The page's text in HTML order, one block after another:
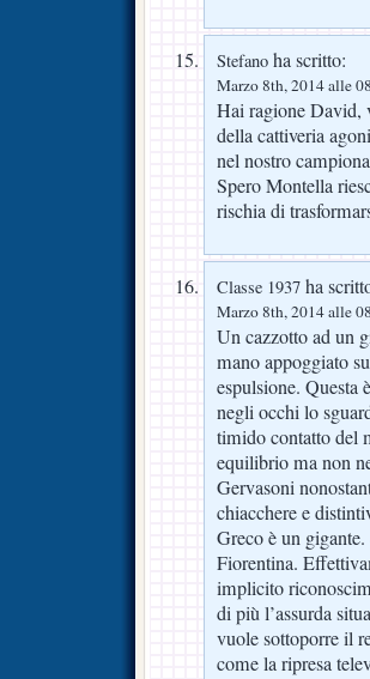
Stefano ha scritto:
Marzo 8th, 2014 alle
Hai ragione David,
della cattiveria
nel nostro
Spero Montella
rischia di
Classe 1937 ha
Marzo 8th, 2014 alle
Un cazzotto ad un
mano appoggiato
espulsione. Questa
negli occhi lo
timido contatto del
equilibrio ma non
Gervasoni
chiacchere e
Greco è un
Fiorentina.
implicito
di più l’assurda
vuole sottoporre il
come la ripresa